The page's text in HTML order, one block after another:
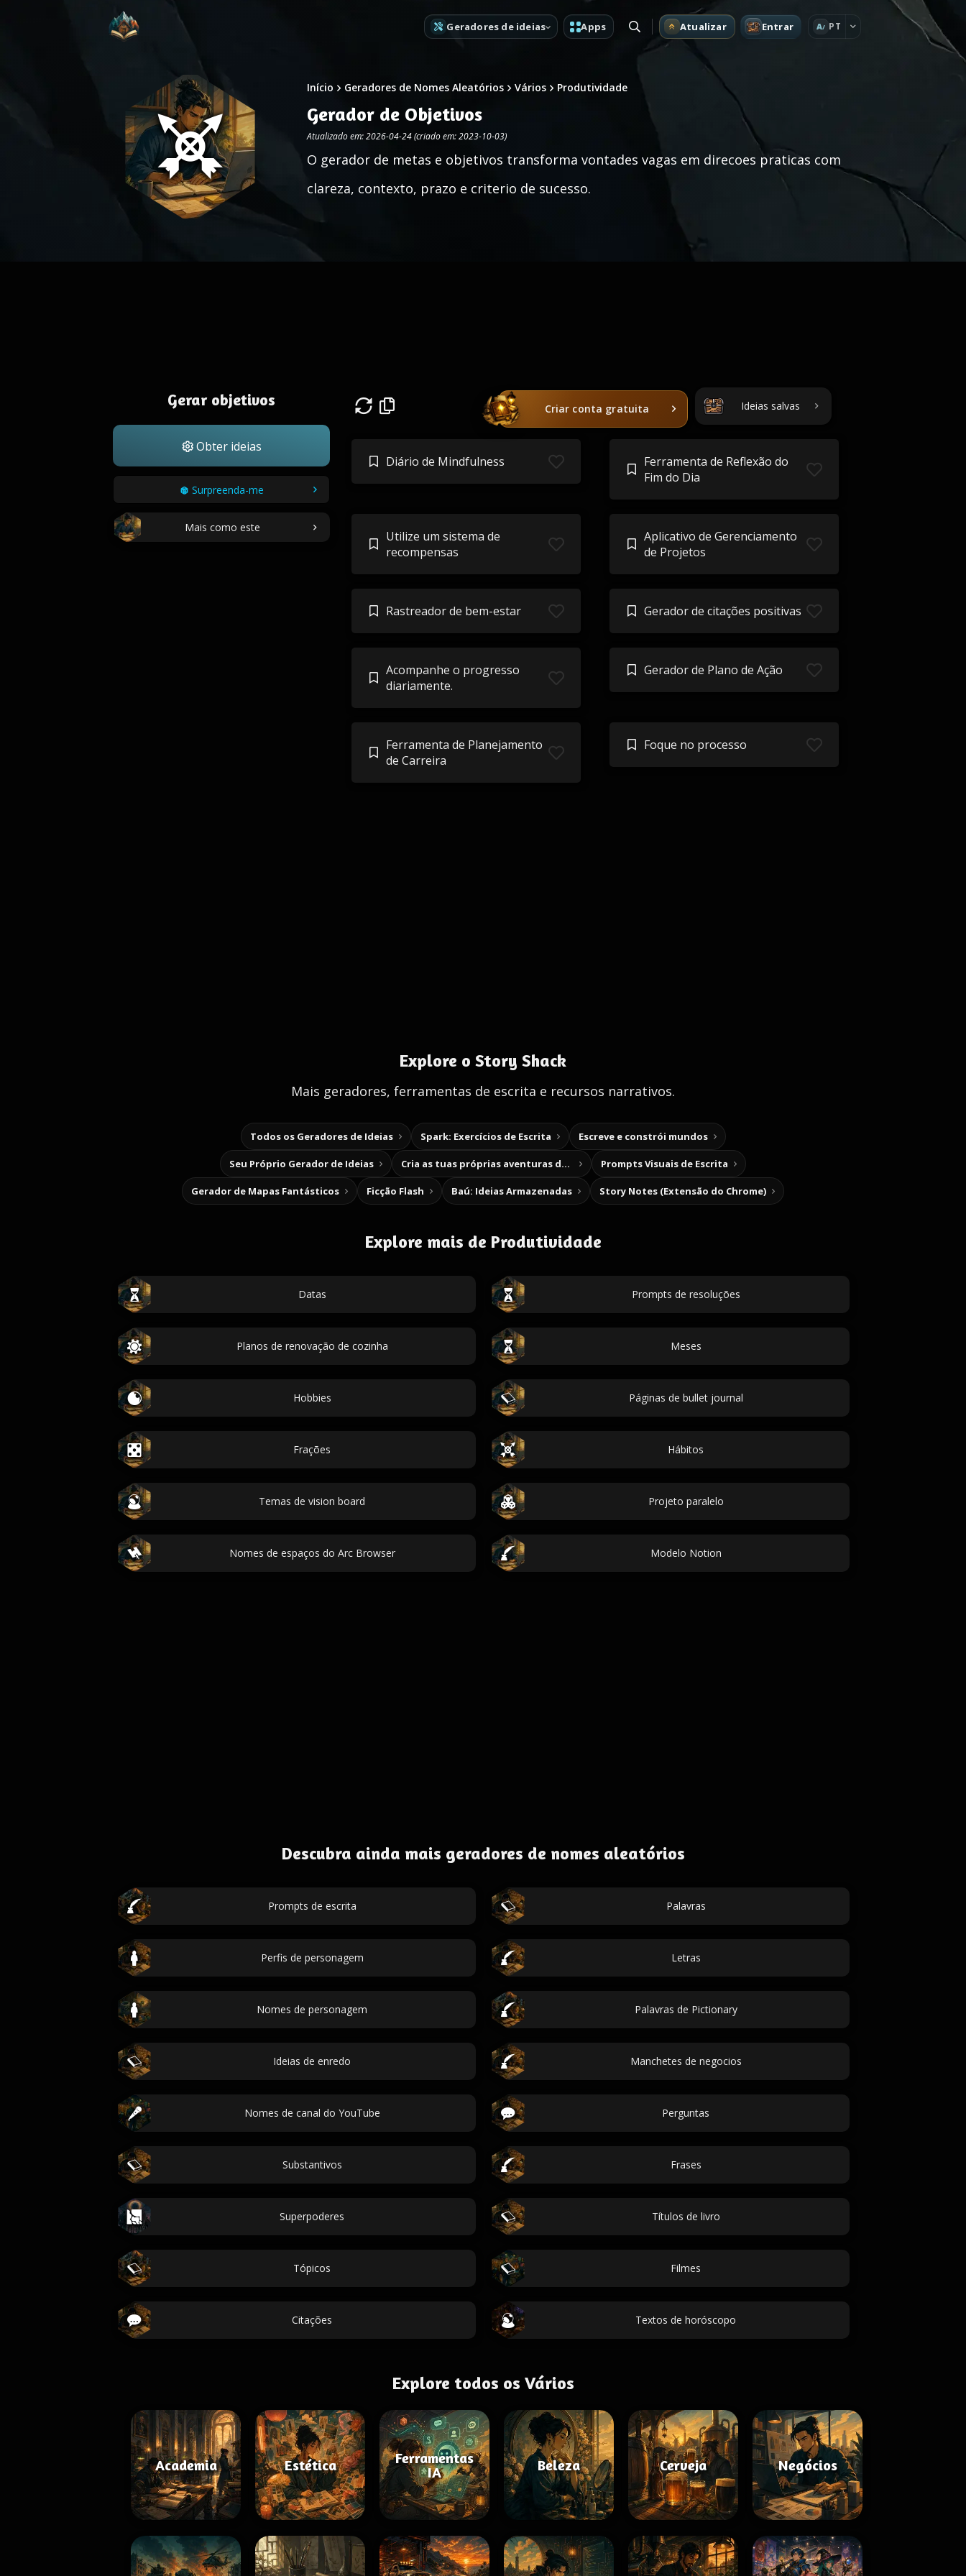
Geradores de ideias Apps Atualizar Entrar A PT
Início Geradores de Nomes Aleatórios Vários Produtividade
Gerador de Objetivos
Atualizado em: 2026-04-24 (criado em: 2023-10-03)
O gerador de metas e objetivos transforma vontades vagas em direcoes praticas com
clareza, contexto, prazo e criterio de sucesso.
Gerar objetivos
Obter ideias
Surpreenda-me
Mais como este
Criar conta gratuita Ideias salvas
Diário de Mindfulness
Ferramenta de Reflexão do
Fim do Dia
Utilize um sistema de
recompensas
Aplicativo de Gerenciamento
de Projetos
Rastreador de bem-estar Gerador de citações positivas
Acompanhe o progresso
diariamente.
Gerador de Plano de Ação
Ferramenta de Planejamento
de Carreira
Foque no processo
Explore o Story Shack
Mais geradores, ferramentas de escrita e recursos narrativos.
Todos os Geradores de Ideias Spark: Exercícios de Escrita Escreve e constrói mundos
Seu Próprio Gerador de Ideias Cria as tuas próprias aventuras de escolha Prompts Visuais de Escrita
Gerador de Mapas Fantásticos Ficção Flash Baú: Ideias Armazenadas Story Notes (Extensão do Chrome)
Explore mais de Produtividade
Datas Prompts de resoluções
Planos de renovação de cozinha Meses
Hobbies Páginas de bullet journal
Frações Hábitos
Temas de vision board Projeto paralelo
Nomes de espaços do Arc Browser Modelo Notion
Descubra ainda mais geradores de nomes aleatórios
Prompts de escrita Palavras
Perfis de personagem Letras
Nomes de personagem Palavras de Pictionary
Ideias de enredo Manchetes de negocios
Nomes de canal do YouTube Perguntas
Substantivos Frases
Superpoderes Títulos de livro
Tópicos Filmes
Citações Textos de horóscopo
Explore todos os Vários
Academia Estética
Ferramentas
IA
Beleza Cerveja Negócios